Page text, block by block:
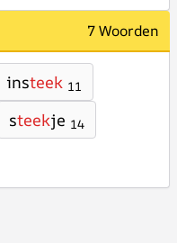
7 Woorden
insteek 11
steekje 14